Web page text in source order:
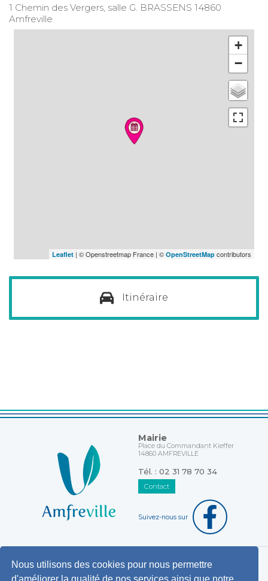
Nous utilisons des cookies pour nous permettre
1 Chemin des Vergers, salle G. BRASSENS 14860
Amfreville
+
−
Leaflet | © Openstreetmap France | © OpenStreetMap contributors
Itinéraire
Mairie
Place du Commandant Kieffer
14860 AMFREVILLE
Tél. : 02 31 78 70 34
Contact
Suivez-nous sur
Horaires d'ouverture au public